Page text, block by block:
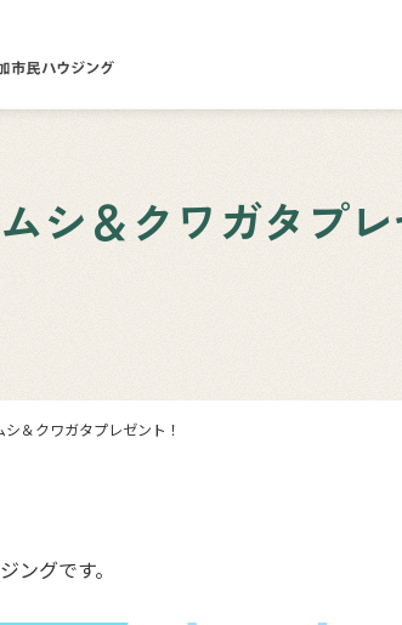
シ＆クワガタプレ
＆クワガタプレゼント！
ングです。